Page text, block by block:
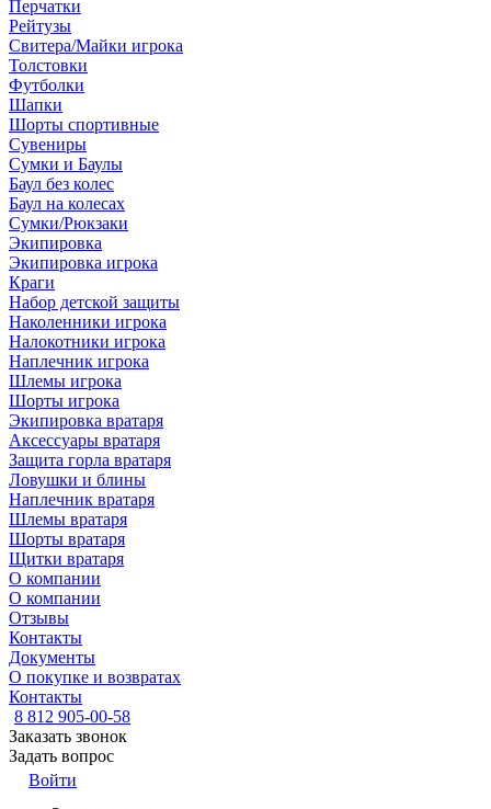
Перчатки
Рейтузы
Свитера/Майки игрока
Толстовки
Футболки
Шапки
Шорты спортивные
Сувениры
Сумки и Баулы
Баул без колес
Баул на колесах
Сумки/Рюкзаки
Экипировка
Экипировка игрока
Краги
Набор детской защиты
Наколенники игрока
Налокотники игрока
Наплечник игрока
Шлемы игрока
Шорты игрока
Экипировка вратаря
Аксессуары вратаря
Защита горла вратаря
Ловушки и блины
Наплечник вратаря
Шлемы вратаря
Шорты вратаря
Щитки вратаря
О компании
О компании
Отзывы
Контакты
Документы
О покупке и возвратах
Контакты
8 812 905-00-58
Заказать звонок
Задать вопрос
Войти